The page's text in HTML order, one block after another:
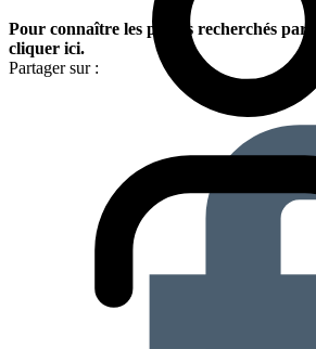
Pour connaître les profils recherchés par
cliquer ici.
Partager sur :